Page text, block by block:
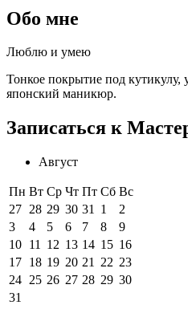
Обо мне
Люблю и умею
Тонкое покрытие под кутикулу,
японский маникюр.
Записаться к
Август
Пн Вт Ср Чт Пт Сб Вс
27 28 29 30 31 1
2
3
4 5 6 7 8
9
10 11 12 13 14 15 16
17 18 19 20 21 22 23
24 25 26 27 28 29 30
31